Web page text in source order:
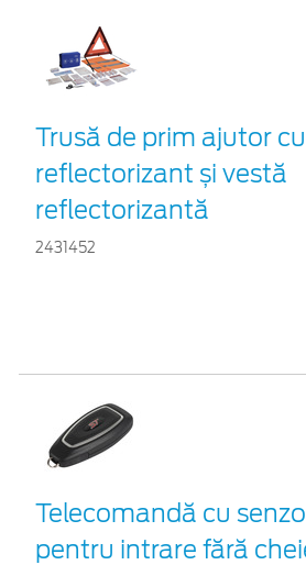
Trusă de prim ajutor
reflectorizant și vestă
reflectorizantă
2431452
Telecomandă cu
pentru intrare fără